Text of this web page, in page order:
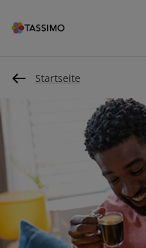
Startseite